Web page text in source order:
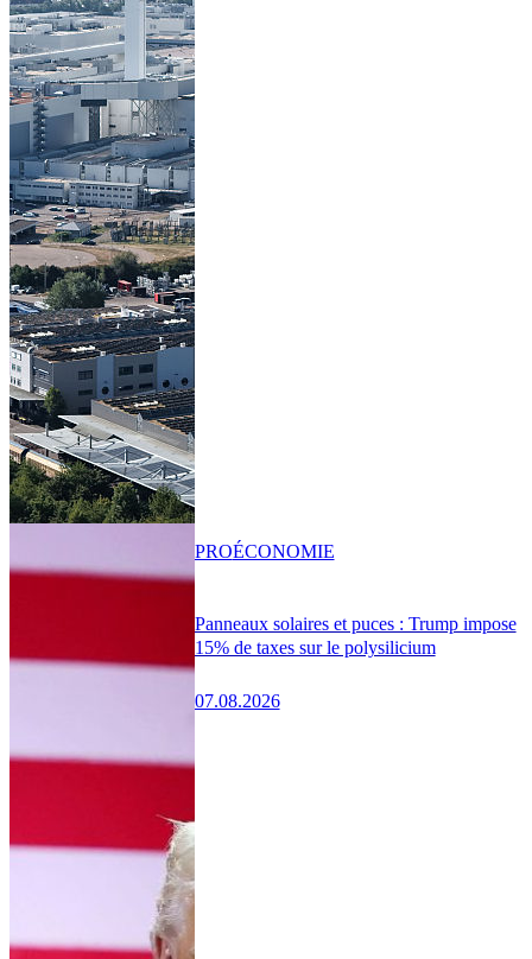
Panneaux solaires et puces : Trump impose
15% de taxes sur le polysilicium
07.08.2026
PROÉCONOMIE